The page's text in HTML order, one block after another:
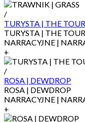
/
TURYSTA | THE
TURYSTA | THE
NARRACYJNE |
+
/
ROSA | DEWDROP
ROSA | DEWDROP
NARRACYJNE |
+